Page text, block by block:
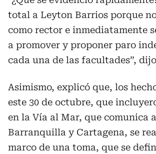
total a Leyton Barrios porque
como rector e inmediatamente
a promover y proponer paro
cada una de las facultades”,
Asimismo, explicó que, los
este 30 de octubre, que
en la Vía al Mar, que comunica a
Barranquilla y Cartagena, se
marco de una toma, que se